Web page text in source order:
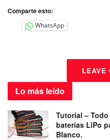
Comparte esto:
WhatsApp
LEAVE
Lo más leído
Tutorial –
baterías LiPo
Blanco.